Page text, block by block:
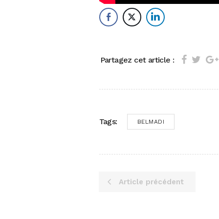
Partagez cet article :
Tags: BELMADI
Article précédent